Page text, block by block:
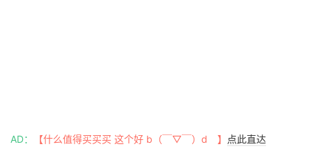
AD： 【什么值得买买买 这个好 b（￣▽￣）d 】 点此直达